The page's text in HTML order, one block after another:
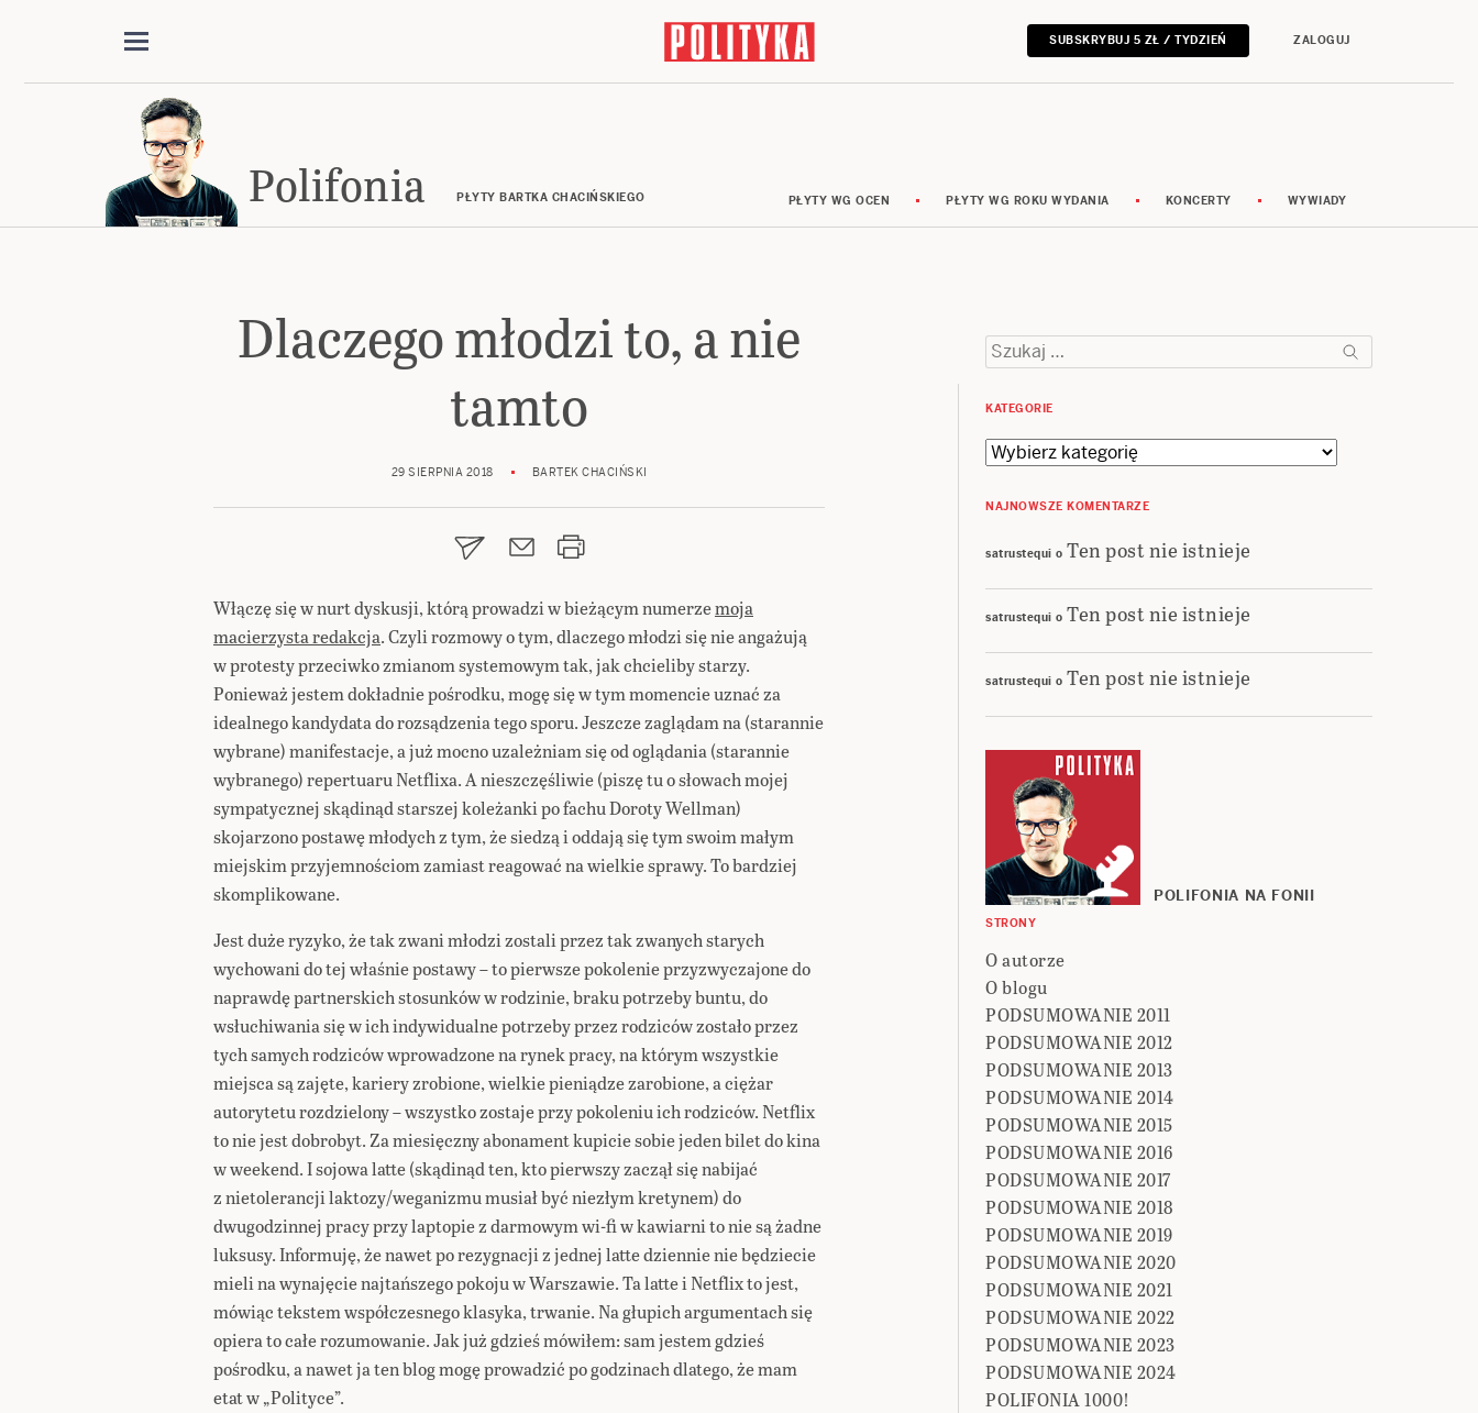
SUBSKRYBUJ 5 ZŁ / TYDZIEŃ ZALOGUJ
Polifonia PŁYTY BARTKA CHACIŃSKIEGO PŁYTY WG OCEN PŁYTY WG ROKU WYDANIA KONCERTY WYWIADY
Dlaczego młodzi to, a nie
tamto
29 SIERPNIA 2018 BARTEK CHACIŃSKI
Włączę się w nurt dyskusji, którą prowadzi w bieżącym numerzemoja
macierzysta redakcja. Czyli rozmowy o tym, dlaczego młodzi się nie angażują
w protesty przeciwko zmianom systemowym tak, jak chcieliby starzy.
Ponieważ jestem dokładnie pośrodku, mogę się w tym momencie uznać za
idealnego kandydata do rozsądzenia tego sporu. Jeszcze zaglądam na (starannie
wybrane) manifestacje, a już mocno uzależniam się od oglądania (starannie
wybranego) repertuaru Netflixa. A nieszczęśliwie (piszę tu o słowach mojej
sympatycznej skądinąd starszej koleżanki po fachu Doroty Wellman)
skojarzono postawę młodych z tym, że siedzą i oddają się tym swoim małym
miejskim przyjemnościom zamiast reagować na wielkie sprawy. To bardziej
skomplikowane.
Jest duże ryzyko, że tak zwani młodzi zostali przez tak zwanych starych
wychowani do tej właśnie postawy – to pierwsze pokolenie przyzwyczajone do
naprawdę partnerskich stosunków w rodzinie, braku potrzeby buntu, do
wsłuchiwania się w ich indywidualne potrzeby przez rodziców zostało przez
tych samych rodziców wprowadzone na rynek pracy, na którym wszystkie
miejsca są zajęte, kariery zrobione, wielkie pieniądze zarobione, a ciężar
autorytetu rozdzielony – wszystko zostaje przy pokoleniu ich rodziców. Netflix
to nie jest dobrobyt. Za miesięczny abonament kupicie sobie jeden bilet do kina
w weekend. I sojowa latte (skądinąd ten, kto pierwszy zaczął się nabijać
z nietolerancji laktozy/weganizmu musiał być niezłym kretynem) do
dwugodzinnej pracy przy laptopie z darmowym wi-fi w kawiarni to nie są żadne
luksusy. Informuję, że nawet po rezygnacji z jednej latte dziennie nie będziecie
mieli na wynajęcie najtańszego pokoju w Warszawie. Ta latte i Netflix to jest,
mówiąc tekstem współczesnego klasyka, trwanie. Na głupich argumentach się
opiera to całe rozumowanie. Jak już gdzieś mówiłem: sam jestem gdzieś
pośrodku, a nawet ja ten blog mogę prowadzić po godzinach dlatego, że mam
etat w „Polityce”.
Szukaj:
KATEGORIE
Kategorie
NAJNOWSZE KOMENTARZE
satrustequi o Ten post nie istnieje
satrustequi o Ten post nie istnieje
satrustequi o Ten post nie istnieje
POLIFONIA NA FONII
STRONY
O autorze
O blogu
PODSUMOWANIE 2011
PODSUMOWANIE 2012
PODSUMOWANIE 2013
PODSUMOWANIE 2014
PODSUMOWANIE 2015
PODSUMOWANIE 2016
PODSUMOWANIE 2017
PODSUMOWANIE 2018
PODSUMOWANIE 2019
PODSUMOWANIE 2020
PODSUMOWANIE 2021
PODSUMOWANIE 2022
PODSUMOWANIE 2023
PODSUMOWANIE 2024
POLIFONIA 1000!